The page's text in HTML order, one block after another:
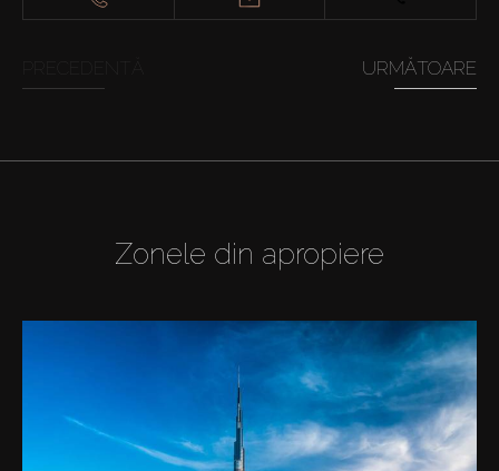
URMĂTOARE
Zonele din apropiere